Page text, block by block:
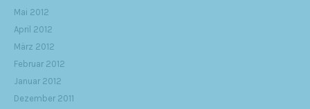
Mai 2012
April 2012
März 2012
Februar 2012
Januar 2012
Dezember 2011